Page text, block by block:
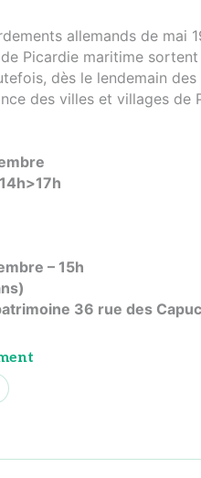
allemands de mai
Picardie maritime
dès le lendemain
des villes et villages de
– 15h
36 rue des